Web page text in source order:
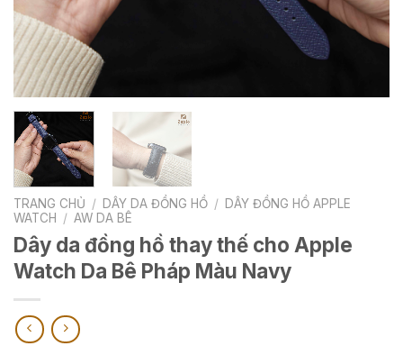
TRANG CHỦ / DÂY DA ĐỒNG HỒ / DÂY ĐỒNG HỒ APPLE
WATCH
/ AW DA BÊ
Dây da đồng hồ thay thế cho Apple
Watch Da Bê Pháp Màu Navy